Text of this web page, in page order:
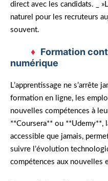
direct avec les candidats. _
naturel pour les recruteurs
souvent.
Formation
numérique
L’apprentissage ne s’arrête
formation en ligne, les
nouvelles compétences à
**Coursera** ou **Udemy**,
accessible que jamais,
suivre l’évolution
compétences aux nouvelles